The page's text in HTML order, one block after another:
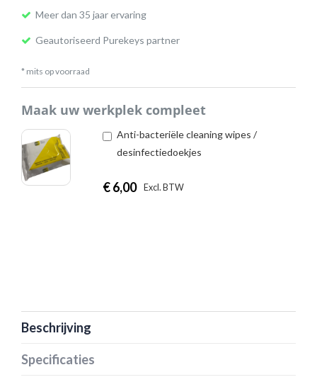
Maak uw werkplek compleet
Anti-bacteriële cleaning wipes /
desinfectiedoekjes
€6,00 Excl. BTW
Meer dan 35 jaar ervaring
Geautoriseerd Purekeys partner
* mits op voorraad
Beschrijving
Specificaties